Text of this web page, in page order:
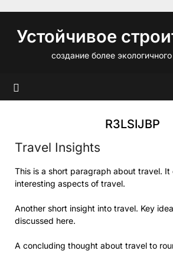
содержимому
Устойчивое
создание более
R3LSIJBP
Travel Insights
This is a short paragraph about travel. It
interesting aspects of travel.
Another short insight into travel. Key
discussed here.
A concluding thought about travel to